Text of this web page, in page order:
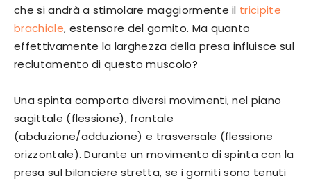
che si andrà a stimolare maggiormente il tricipite
brachiale, estensore del gomito. Ma quanto
effettivamente la larghezza della presa influisce sul
reclutamento di questo muscolo?
Una spinta comporta diversi movimenti, nel piano
sagittale (flessione), frontale
(abduzione/adduzione) e trasversale (flessione
orizzontale). Durante un movimento di spinta con la
presa sul bilanciere stretta, se i gomiti sono tenuti